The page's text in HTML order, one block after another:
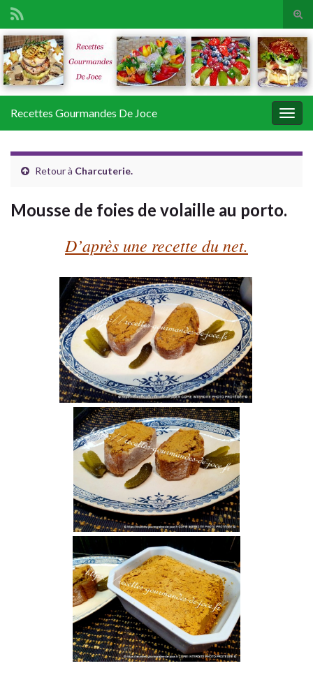
Search for:
Recettes Gourmandes De Joce
Retour à Charcuterie.
Mousse de foies de volaille au porto.
D’après une recette du net.